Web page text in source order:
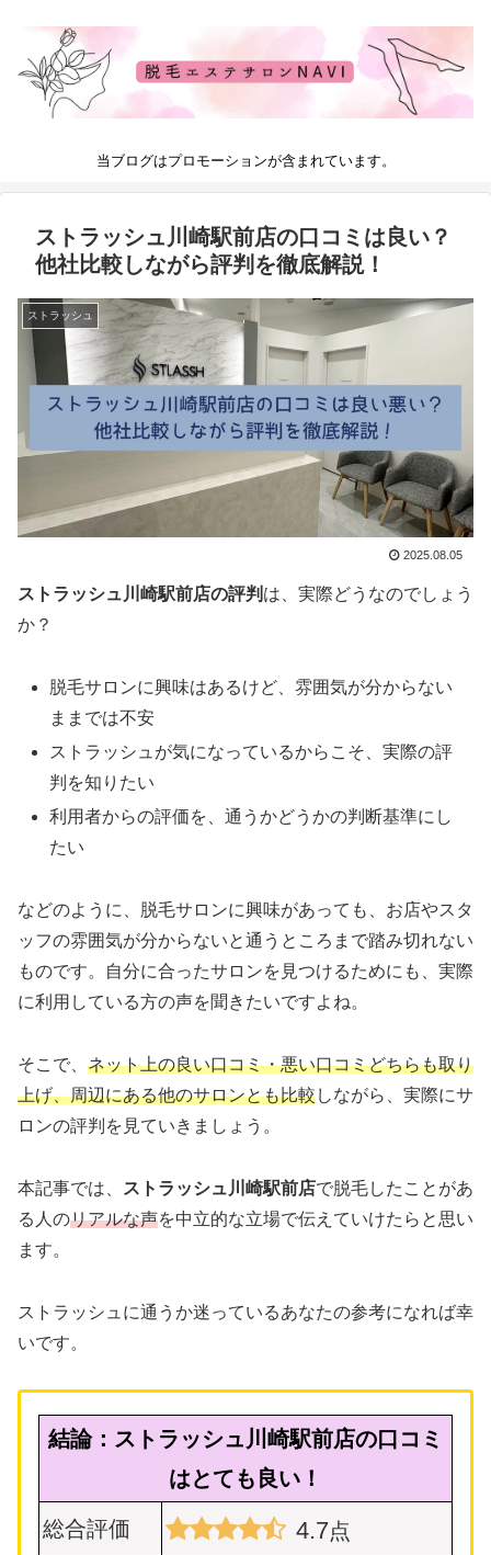
当ブログはプロモーションが含まれています。
ストラッシュ川崎駅前店の口コミは良い？
他社比較しながら評判を徹底解説！
ストラッシュ
2025.08.05
ストラッシュ川崎駅前店の評判 は、実際どうなのでしょう
か？
脱毛サロンに興味はあるけど、雰囲気が分からない
ままでは不安
ストラッシュが気になっているからこそ、実際の評
判を知りたい
利用者からの評価を、通うかどうかの判断基準にし
たい
などのように、脱毛サロンに興味があっても、お店やスタ
ッフの雰囲気が分からないと通うところまで踏み切れない
ものです。自分に合ったサロンを見つけるためにも、実際
に利用している方の声を聞きたいですよね。
そこで、 ネット上の良い口コミ・悪い口コミどちらも取り
上げ、周辺にある他のサロンとも比較しながら、実際にサ
ロンの評判を見ていきましょう。
本記事では、 ストラッシュ川崎駅前店で脱毛したことがあ
る人 のリアルな声を中立的な立場で伝えていけたらと思い
ます。
ストラッシュに通うか迷っているあなたの参考になれば幸
いです。
結論：ストラッシュ川崎駅前店の口コミ
はとても良い！
総合評価 4.7点